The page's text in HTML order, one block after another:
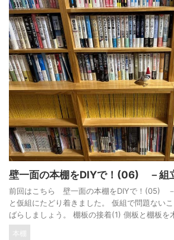
壁一面の本棚をDIYで！(06) －組
前回はこちら 壁一面の本棚をDIYで！(05)
と仮組にたどり着きました。 仮組で問題ない
ばらしましょう。 棚板の接着(1) 側板と棚板を
本棚